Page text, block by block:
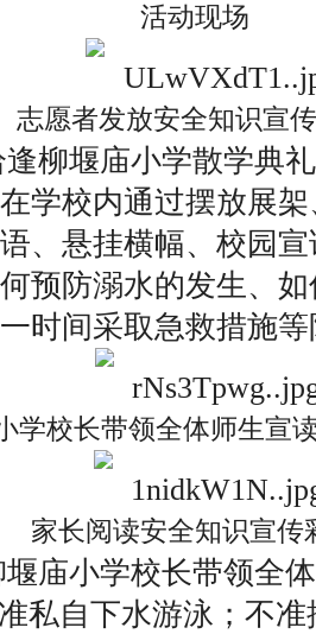
活动现场
志愿者发放安全知识宣
柳堰庙小学散学典
学校内通过摆放展
、悬挂横幅、校园
预防溺水的发生、
时间采取急救措施
学校长带领全体师生宣
家长阅读安全知识宣传
庙小学校长带领全
私自下水游泳；不